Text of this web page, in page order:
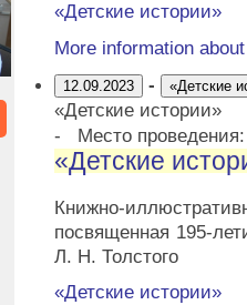
«Детские истории»
More information
12.09.2023 - «Детские
«Детские истории»
-
Место
«Детские
Книжно-
посвященная 195-
Л. Н. Толстого
«Детские истории»